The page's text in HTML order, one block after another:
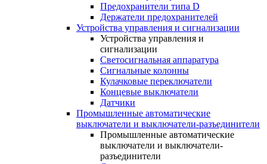
Предохранители типа D
Держатели предохранителей
Устройства управления и сигнализации
Устройства управления и
сигнализации
Светосигнальная аппаратура
Сигнальные колонны
Кулачковые переключатели
Концевые выключатели
Датчики
Промышленные автоматические
выключатели и выключатели-разъединители
Промышленные автоматические
выключатели и выключатели-
разъединители